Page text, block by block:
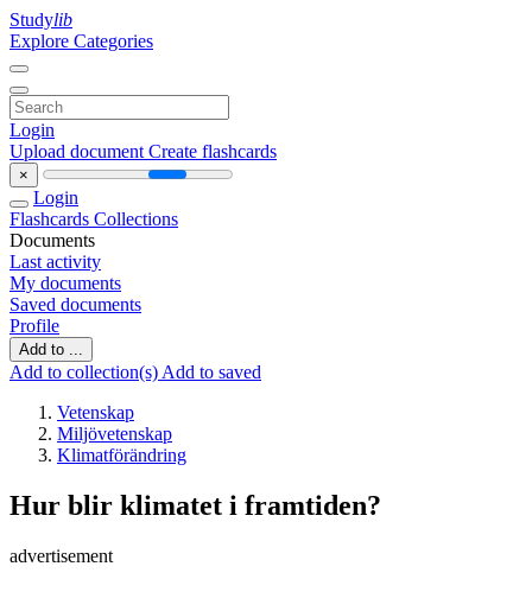
Studylib
Explore Categories
Login
Upload document Create flashcards
×
Login
Flashcards Collections
Documents
Last activity
My documents
Saved documents
Profile
Add to ...
Add to collection(s) Add to saved
Vetenskap
Miljövetenskap
Klimatförändring
Hur blir klimatet i framtiden?
advertisement